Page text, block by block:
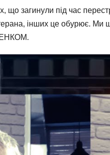
що загинули під час
інших це обурює. Ми